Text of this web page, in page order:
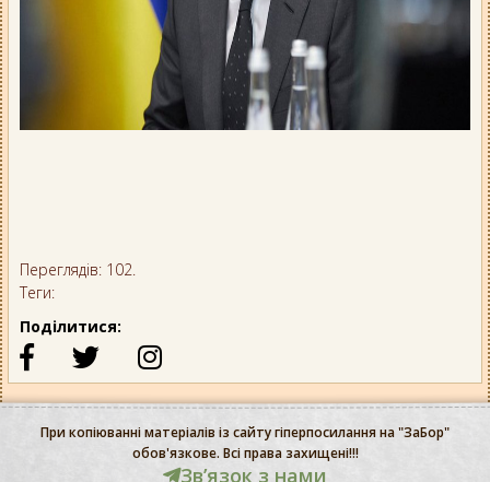
Переглядів: 102.
Теги:
Поділитися:
При копіюванні матеріалів із сайту гіперпосилання на "ЗаБор"
обов'язкове. Всі права захищені!!!
Звʼязок з нами